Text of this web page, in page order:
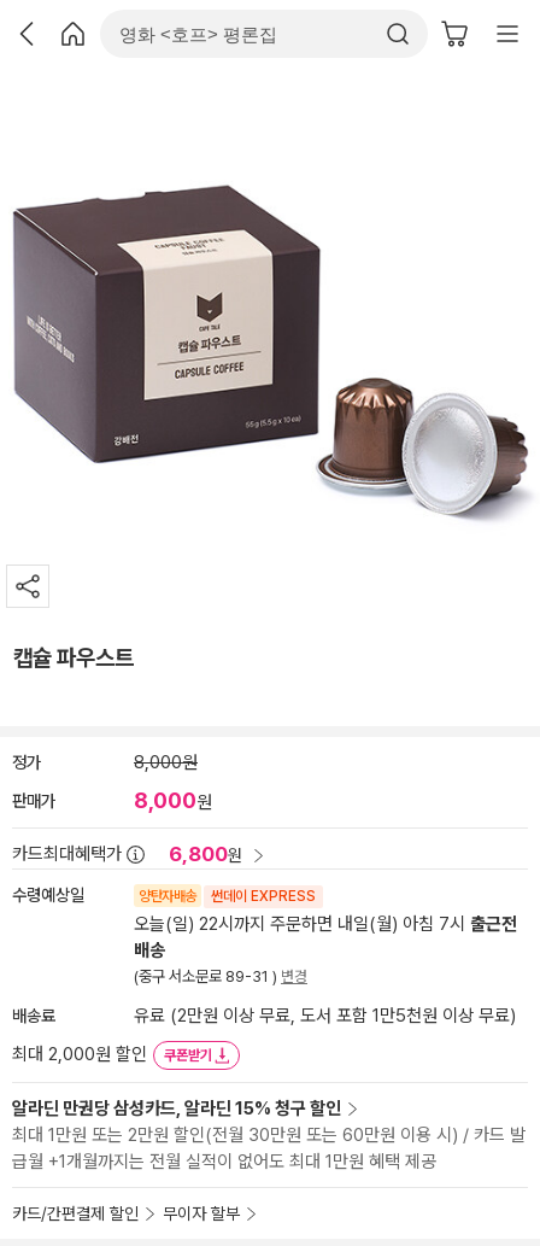
캡슐 파우스트
정가 8,000원
판매가 8,000원
카드최대혜택가 6,800원
수령예상일 양탄자배송 썬데이 EXPRESS
오늘(일) 22시까지 주문하면 내일(월) 아침 7시 출근전
배송
(중구 서소문로 89-31 ) 변경
배송료
유료 (2만원 이상 무료, 도서 포함 1만5천원 이상 무료)
최대 2,000원 할인
쿠폰받기
알라딘 만권당 삼성카드, 알라딘 15% 청구 할인
최대 1만원 또는 2만원 할인(전월 30만원 또는 60만원 이용 시) / 카드 발
급월 +1개월까지는 전월 실적이 없어도 최대 1만원 혜택 제공
카드/간편결제 할인 무이자 할부